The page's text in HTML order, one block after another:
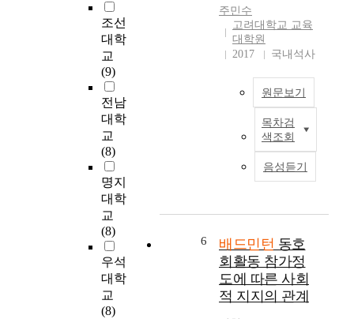
조선
대학
교
(9)
전남
대학
교
(8)
명지
대학
교
(8)
우석
대학
교
(8)
여
주민수
고려대학교 교육
대학원
2017
국내석사
원문보기
목차검
색조회
음성듣기
6 배드민턴 동호
회활동 참가정
도에 따른 사회
적 지지의 관계